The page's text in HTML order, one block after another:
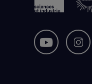
Nous
Nous